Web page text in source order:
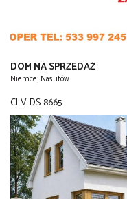
DOM NA SPRZEDAŻ
Niemce, Nasutów
CLV-DS-8665